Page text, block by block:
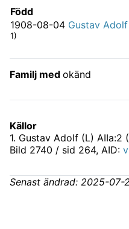
Född
1908-08-04 Gustav
1)
Familj med okänd
Källor
1. Gustav Adolf (L) AIIa:2
Bild 2740 / sid 264, AID:
Senast ändrad: 2025-07-